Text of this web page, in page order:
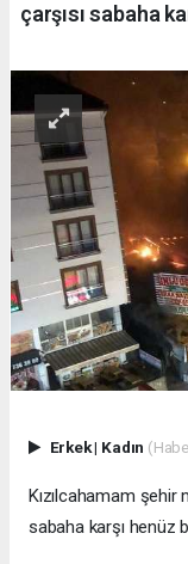
çarşısı sabaha
Erkek| Kadın
Kızılcahamam şehir
sabaha karşı henüz